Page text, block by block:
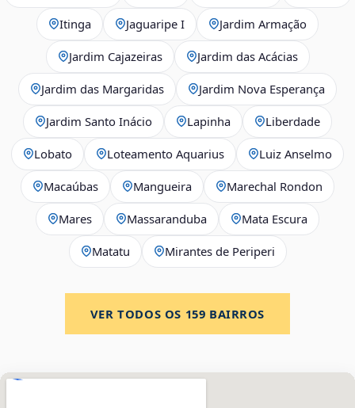
Itinga Jaguaripe I Jardim Armação
Jardim Cajazeiras Jardim das Acácias
Jardim das Margaridas Jardim Nova Esperança
Jardim Santo Inácio Lapinha Liberdade
Lobato Loteamento Aquarius Luiz Anselmo
Macaúbas Mangueira Marechal Rondon
Mares Massaranduba Mata Escura
Matatu Mirantes de Periperi
VER TODOS OS 159 BAIRROS